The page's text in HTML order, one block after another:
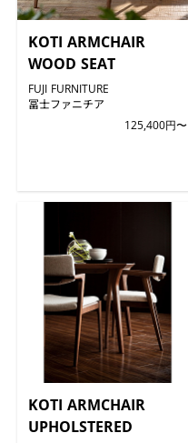
KOTI ARMCHAIR
WOOD SEAT
FUJI FURNITURE
冨士ファニチア
125,400円〜
KOTI ARMCHAIR
UPHOLSTERED